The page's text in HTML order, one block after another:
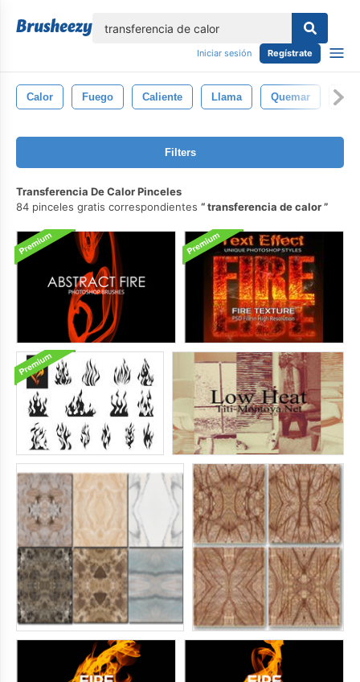
Iniciar sesión Regístrate
Calor Fuego Caliente Llama Quemar
Filters
Transferencia De Calor Pinceles
84 pinceles gratis correspondientes
transferencia de calor